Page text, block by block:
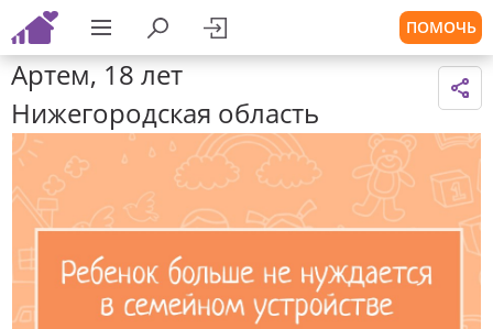
ПОМОЧЬ
Артем, 18 лет
Нижегородская область